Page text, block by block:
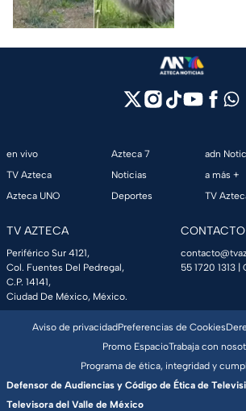
en vivo
TV Azteca
Azteca UNO
Azteca 7
Noticias
Deportes
adn
a más +
TV
TV AZTECA
Periférico Sur 4121,
Col. Fuentes Del Pedregal,
C.P. 14141,
Ciudad De México, México.
CONTACTO
55 1720 1313 |
Aviso de privacidadPreferencias de Cookies
Promo EspacioTrabaja con
Programa de ética, integridad y
Defensor de Audiencias y Código de Ética de
Televisora del Valle de México